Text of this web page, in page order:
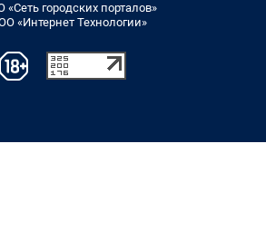
городских порталов»
«Интернет Технологии»